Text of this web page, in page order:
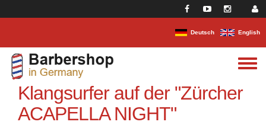
English
Deutsch
Toggle
Klangsurfer auf der "Zürcher
ACAPELLA NIGHT"